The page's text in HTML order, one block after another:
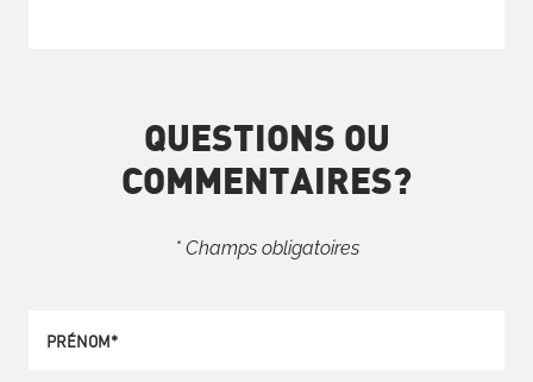
QUESTIONS OU
COMMENTAIRES?
* Champs obligatoires